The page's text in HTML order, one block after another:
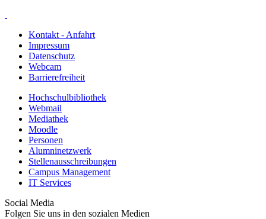
Kontakt - Anfahrt
Impressum
Datenschutz
Webcam
Barrierefreiheit
Hochschulbibliothek
Webmail
Mediathek
Moodle
Personen
Alumninetzwerk
Stellenausschreibungen
Campus Management
IT Services
Social Media
Folgen Sie uns in den sozialen Medien